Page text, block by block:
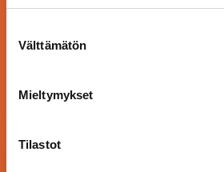
valinta
Välttämätön
Mieltymykset
Tilastot